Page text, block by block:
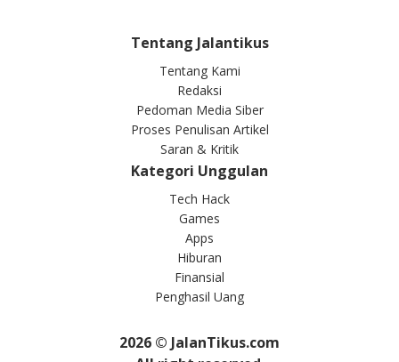
Tentang Jalantikus
Tentang Kami
Redaksi
Pedoman Media Siber
Proses Penulisan Artikel
Saran & Kritik
Kategori Unggulan
Tech Hack
Games
Apps
Hiburan
Finansial
Penghasil Uang
2026 © JalanTikus.com